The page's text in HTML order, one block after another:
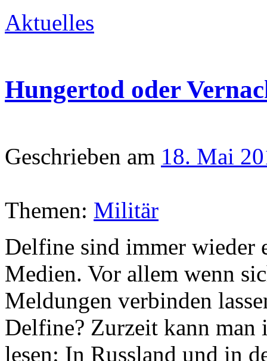
Aktuelles
Hungertod oder
Geschrieben am 18. Mai
Themen: Militär
Delfine sind immer wieder
Medien. Vor allem wenn
Meldungen verbinden
Delfine? Zurzeit kann
lesen: In Russland und in